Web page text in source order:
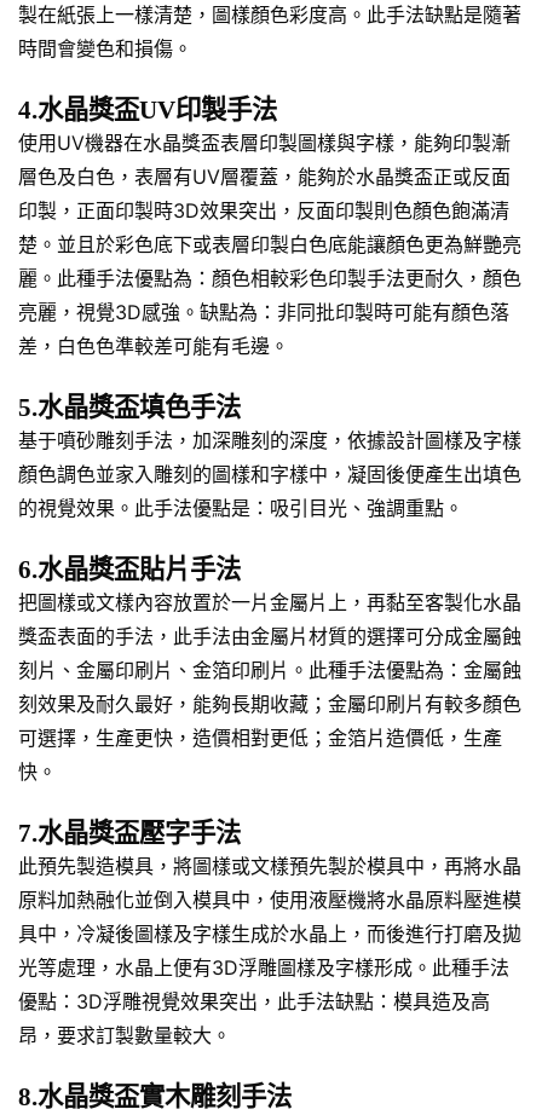
製在紙張上一樣清楚，圖樣顏色彩度高。此手法缺點是隨著
時間會變色和損傷。
4.水晶獎盃UV印製手法
使用UV機器在水晶獎盃表層印製圖樣與字樣，能夠印製漸
層色及白色，表層有UV層覆蓋，能夠於水晶獎盃正或反面
印製，正面印製時3D效果突出，反面印製則色顏色飽滿清
楚。並且於彩色底下或表層印製白色底能讓顏色更為鮮艷亮
麗。此種手法優點為：顏色相較彩色印製手法更耐久，顏色
亮麗，視覺3D感強。缺點為：非同批印製時可能有顏色落
差，白色色準較差可能有毛邊。
5.水晶獎盃填色手法
基于噴砂雕刻手法，加深雕刻的深度，依據設計圖樣及字樣
顏色調色並家入雕刻的圖樣和字樣中，凝固後便產生出填色
的視覺效果。此手法優點是：吸引目光、強調重點。
6.水晶獎盃貼片手法
把圖樣或文樣內容放置於一片金屬片上，再黏至客製化水晶
獎盃表面的手法，此手法由金屬片材質的選擇可分成金屬蝕
刻片、金屬印刷片、金箔印刷片。此種手法優點為：金屬蝕
刻效果及耐久最好，能夠長期收藏；金屬印刷片有較多顏色
可選擇，生產更快，造價相對更低；金箔片造價低，生產
快。
7.水晶獎盃壓字手法
此預先製造模具，將圖樣或文樣預先製於模具中，再將水晶
原料加熱融化並倒入模具中，使用液壓機將水晶原料壓進模
具中，冷凝後圖樣及字樣生成於水晶上，而後進行打磨及拋
光等處理，水晶上便有3D浮雕圖樣及字樣形成。此種手法
優點：3D浮雕視覺效果突出，此手法缺點：模具造及高
昂，要求訂製數量較大。
8.水晶獎盃實木雕刻手法